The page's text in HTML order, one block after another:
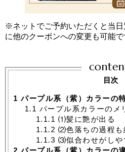
※ネットでご予約いただくと当日
に他のクーポンへの変更も可能で
目次
1 パープル系（紫）カラーの
1.1 パープル系カラーのメ
1.1.1 ⑴髪に艶が出る
1.1.2 ⑵色落ちの過程も
1.1.3 ⑶似合わせがしや
2 パープル系（紫）カラーの